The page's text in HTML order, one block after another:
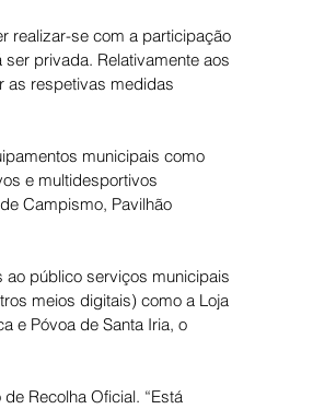
realizar-se com a participação
privada. Relativamente aos
as respetivas medidas
municipais como
e multidesportivos
Campismo, Pavilhão
ao público serviços municipais
meios digitais) como a Loja
e Póvoa de Santa Iria, o
Recolha Oficial. “Está